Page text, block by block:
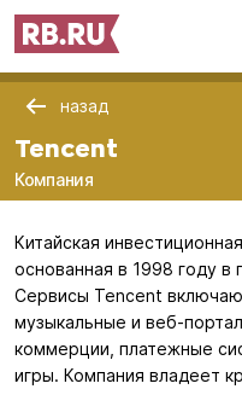
назад
Tencent
Компания
Китайская
основанная в 1998 году
Сервисы Tencent
музыкальные и веб-
коммерции, платежные
игры. Компания владеет